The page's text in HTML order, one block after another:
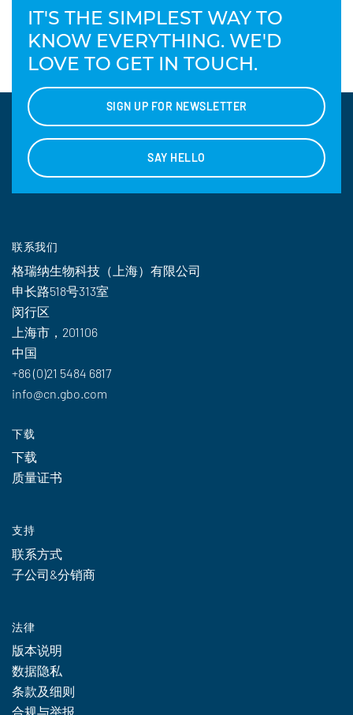
IT'S THE SIMPLEST WAY TO
KNOW EVERYTHING. WE'D
LOVE TO GET IN TOUCH.
SIGN UP FOR NEWSLETTER
SAY HELLO
联系我们
格瑞纳生物科技（上海）有限公司
申长路518号313室
闵行区
上海市，201106
中国
+86 (0)21 5484 6817
info@cn.gbo.com
下载
下载
质量证书
支持
联系方式
子公司&分销商
法律
版本说明
数据隐私
条款及细则
合规与举报